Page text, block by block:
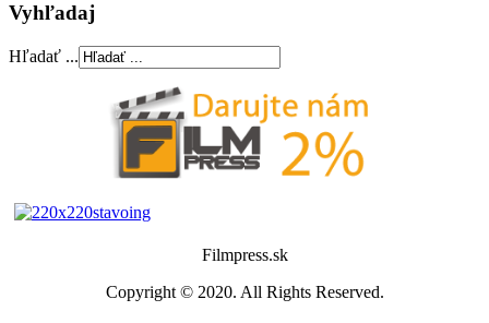
Vyhľadaj
Hľadať ...
Filmpress.sk
Copyright © 2020. All Rights Reserved.